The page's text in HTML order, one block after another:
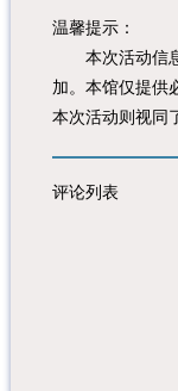
温馨提示：
本次活动信息
加。本馆仅提供
本次活动则视同
评论列表